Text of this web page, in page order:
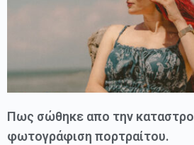
Πως σώθηκε απο την
φωτογράφιση πορτραίτου.